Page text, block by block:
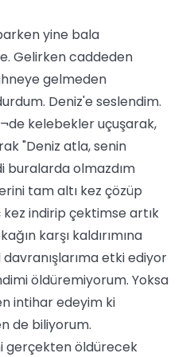
yine bala
Gelirken caddeden
gelmeden
Deniz'e seslendim.
kelebekler uçuşarak,
"Deniz atla, senin
buralarda olmazdım
tam altı kez çözüp
kez indirip çektimse artık
karşı kaldırımına
etki ediyor
öldüremiyorum. Yoksa
intihar edeyim ki
de biliyorum.
gerçekten öldürecek